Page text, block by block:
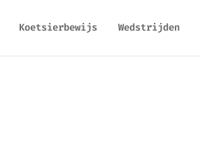
Koetsierbewijs Wedstrijden